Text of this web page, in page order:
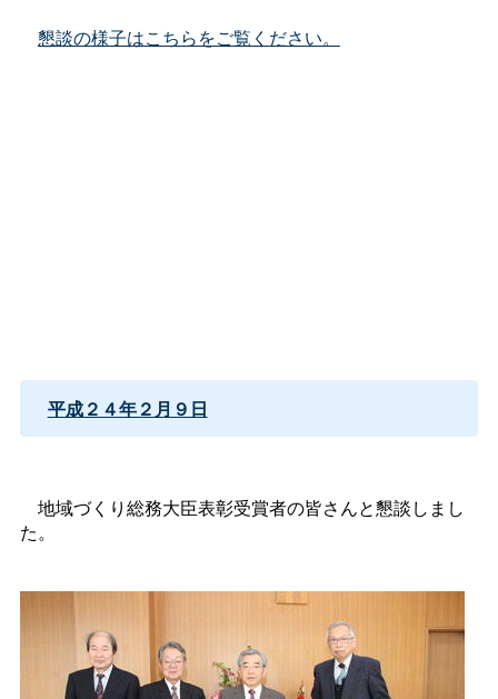
懇談の様子はこちらをご覧ください。
平成２４年２月９日
地域づくり総務大臣表彰受賞者の皆さんと懇談しまし
た。